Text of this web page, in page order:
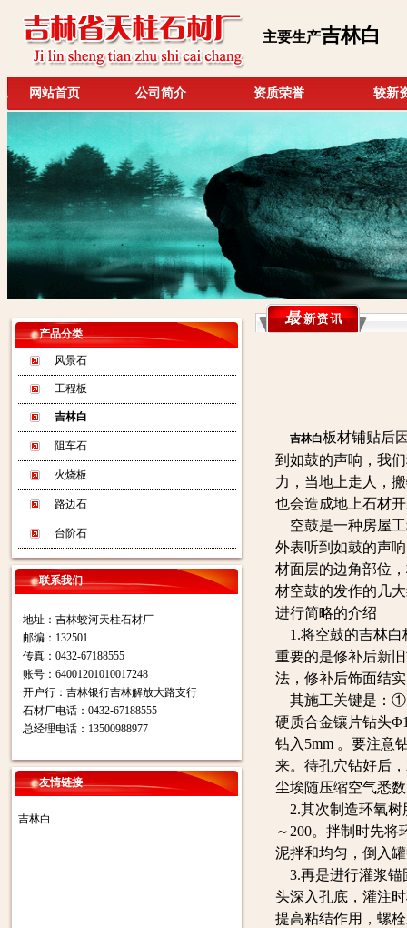
主要生产吉林白
网站首页 公司简介 资质荣誉 较新
产品分类
风景石
工程板
吉林白
阻车石
火烧板
路边石
台阶石
联系我们
地址：吉林蛟河天柱石材厂
邮编：132501
传真：0432-67188555
账号：64001201010017248
开户行：吉林银行吉林解放大路支行
石材厂电话：0432-67188555
总经理电话：13500988977
友情链接
吉林白
吉林白板材铺贴后
到如鼓的声响，我
力，当地上走人，
也会造成地上石材
空鼓是一种房屋工
外表听到如鼓的声
材面层的边角部位
材空鼓的发作的几
进行简略的介绍
1.将空鼓的吉林白
重要的是修补后新
法，修补后饰面结
其施工关键是：①
硬质合金镶片钻头
钻入5mm 。要注意
来。待孔穴钻好后
尘埃随压缩空气悉
2.其次制造环氧树
～200。拌制时先
泥拌和均匀，倒入
3.再是进行灌浆锚
头深入孔底，灌注
提高粘结作用，螺